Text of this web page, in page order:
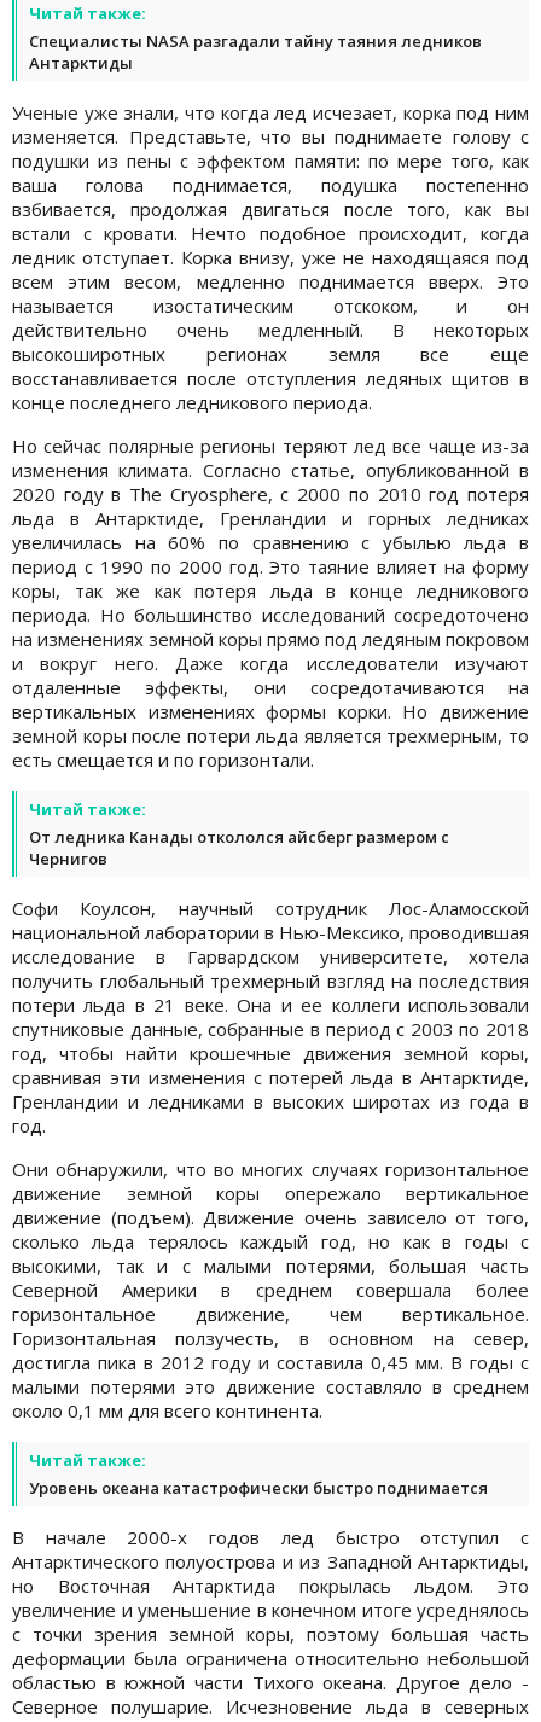
Читай также:
Специалисты NASA разгадали тайну таяния ледников
Антарктиды
Ученые уже знали, что когда лед исчезает, корка под ним
изменяется. Представьте, что вы поднимаете голову с
подушки из пены с эффектом памяти: по мере того, как
ваша голова поднимается, подушка постепенно
взбивается, продолжая двигаться после того, как вы
встали с кровати. Нечто подобное происходит, когда
ледник отступает. Корка внизу, уже не находящаяся под
всем этим весом, медленно поднимается вверх. Это
называется изостатическим отскоком, и он
действительно очень медленный. В некоторых
высокоширотных регионах земля все еще
восстанавливается после отступления ледяных щитов в
конце последнего ледникового периода.
Но сейчас полярные регионы теряют лед все чаще из-за
изменения климата. Согласно статье, опубликованной в
2020 году в The Cryosphere, с 2000 по 2010 год потеря
льда в Антарктиде, Гренландии и горных ледниках
увеличилась на 60% по сравнению с убылью льда в
период с 1990 по 2000 год. Это таяние влияет на форму
коры, так же как потеря льда в конце ледникового
периода. Но большинство исследований сосредоточено
на изменениях земной коры прямо под ледяным покровом
и вокруг него. Даже когда исследователи изучают
отдаленные эффекты, они сосредотачиваются на
вертикальных изменениях формы корки. Но движение
земной коры после потери льда является трехмерным, то
есть смещается и по горизонтали.
Читай также:
От ледника Канады откололся айсберг размером с
Чернигов
Софи Коулсон, научный сотрудник Лос-Аламосской
национальной лаборатории в Нью-Мексико, проводившая
исследование в Гарвардском университете, хотела
получить глобальный трехмерный взгляд на последствия
потери льда в 21 веке. Она и ее коллеги использовали
спутниковые данные, собранные в период с 2003 по 2018
год, чтобы найти крошечные движения земной коры,
сравнивая эти изменения с потерей льда в Антарктиде,
Гренландии и ледниками в высоких широтах из года в
год.
Они обнаружили, что во многих случаях горизонтальное
движение земной коры опережало вертикальное
движение (подъем). Движение очень зависело от того,
сколько льда терялось каждый год, но как в годы с
высокими, так и с малыми потерями, большая часть
Северной Америки в среднем совершала более
горизонтальное движение, чем вертикальное.
Горизонтальная ползучесть, в основном на север,
достигла пика в 2012 году и составила 0,45 мм. В годы с
малыми потерями это движение составляло в среднем
около 0,1 мм для всего континента.
Читай также:
Уровень океана катастрофически быстро поднимается
В начале 2000-х годов лед быстро отступил с
Антарктического полуострова и из Западной Антарктиды,
но Восточная Антарктида покрылась льдом. Это
увеличение и уменьшение в конечном итоге усреднялось
с точки зрения земной коры, поэтому большая часть
деформации была ограничена относительно небольшой
областью в южной части Тихого океана. Другое дело -
Северное полушарие. Исчезновение льда в северных